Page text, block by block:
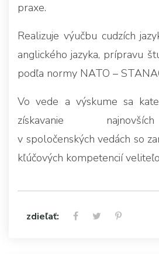
praxe.
Realizuje výučbu cudzích
anglického jazyka, prípravu
podľa normy NATO –
Vo vede a výskume sa
získavanie
v spoločenských vedách so
kľúčových kompetencií
zdieľať: